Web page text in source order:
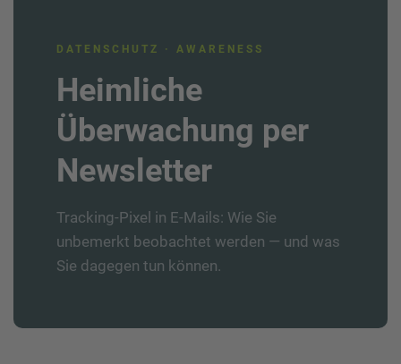
DATENSCHUTZ · AWARENESS
Heimliche
Überwachung per
Newsletter
Tracking-Pixel in E-Mails: Wie Sie
unbemerkt beobachtet werden — und was
Sie dagegen tun können.